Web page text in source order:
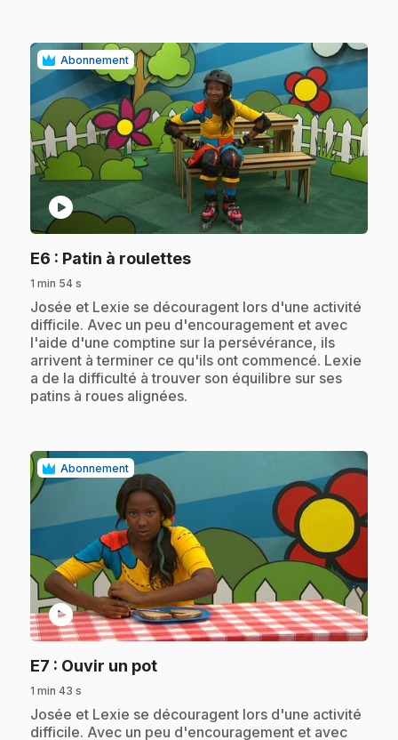
Abonnement
play_circle
E6 : Patin à roulettes.
1 min 54 s
.Josée et Lexie se découragent lors d'une activité
difficile. Avec un peu d'encouragement et avec
l'aide d'une comptine sur la persévérance, ils
arrivent à terminer ce qu'ils ont commencé. Lexie
a de la difficulté à trouver son équilibre sur ses
patins à roues alignées.
Abonnement
play_circle
E7 : Ouvir un pot.
1 min 43 s
.Josée et Lexie se découragent lors d'une activité
difficile. Avec un peu d'encouragement et avec